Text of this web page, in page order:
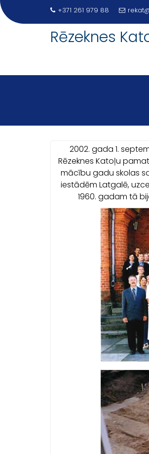
Skip
to
+371 261 979 88
Rēzeknes
2002. gada 1.
Rēzeknes Katoļu
mācību gadu skolas
iestādēm Latgalē,
1960. gadam tā